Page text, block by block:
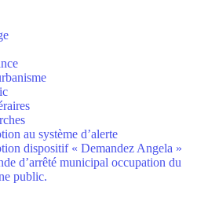
au système d’alerte
dispositif « Demandez Angela »
d’arrêté municipal occupation du
public.